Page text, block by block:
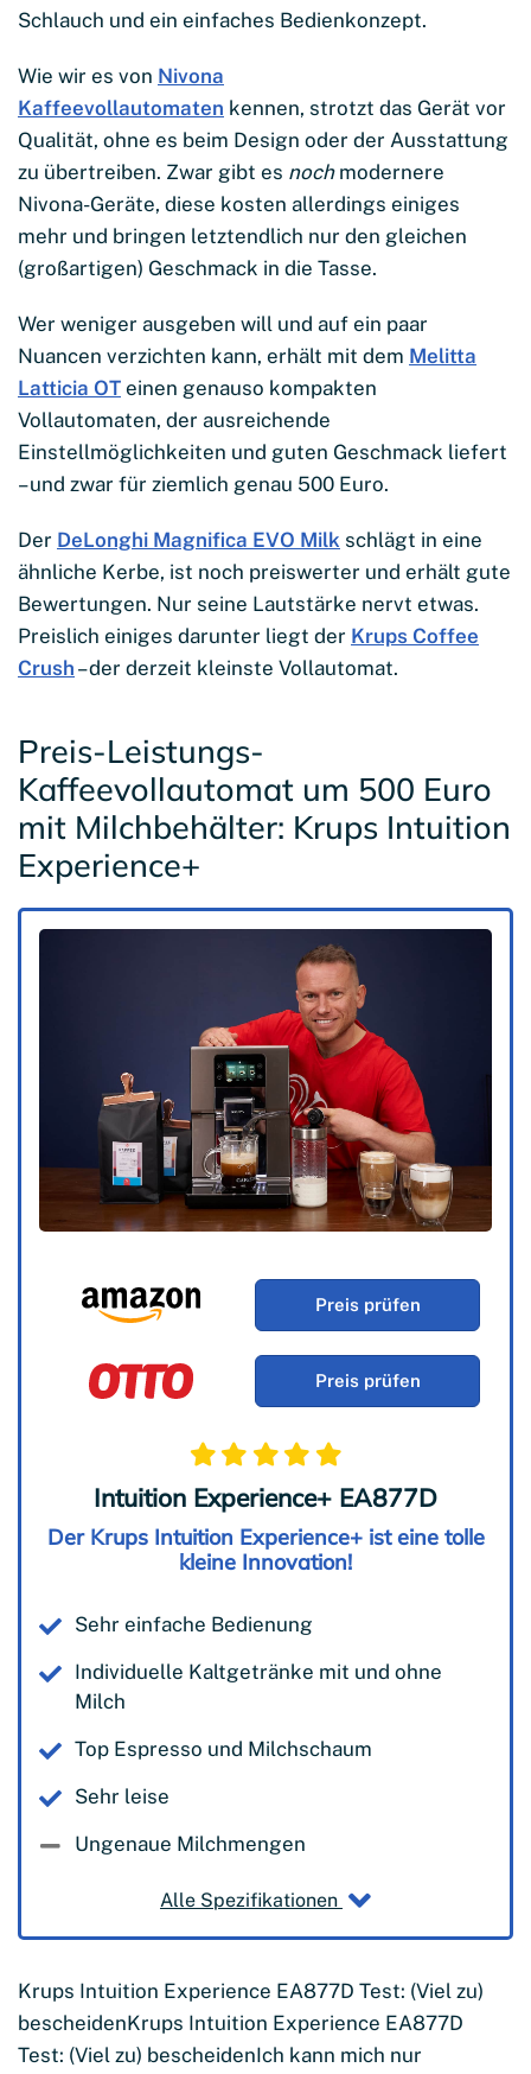
Schlauch und ein einfaches Bedienkonzept.
Wie wir es von Nivona
Kaffeevollautomaten kennen, strotzt das Gerät vor
Qualität, ohne es beim Design oder der Ausstattung
zu übertreiben. Zwar gibt es noch modernere
Nivona-Geräte, diese kosten allerdings einiges
mehr und bringen letztendlich nur den gleichen
(großartigen) Geschmack in die Tasse.
Wer weniger ausgeben will und auf ein paar
Nuancen verzichten kann, erhält mit dem Melitta
Latticia OT einen genauso kompakten
Vollautomaten, der ausreichende
Einstellmöglichkeiten und guten Geschmack liefert
– und zwar für ziemlich genau 500 Euro.
Der DeLonghi Magnifica EVO Milk schlägt in eine
ähnliche Kerbe, ist noch preiswerter und erhält gute
Bewertungen. Nur seine Lautstärke nervt etwas.
Preislich einiges darunter liegt der Krups Coffee
Crush – der derzeit kleinste Vollautomat.
Preis-Leistungs-
Kaffeevollautomat um 500 Euro
mit Milchbehälter: Krups Intuition
Experience+
Intuition Experience+ EA877D
Der Krups Intuition Experience+ ist eine tolle
kleine Innovation!
Sehr einfache Bedienung
Individuelle Kaltgetränke mit und ohne
Milch
Top Espresso und Milchschaum
Sehr leise
Ungenaue Milchmengen
Preis prüfen
Preis prüfen
Alle Spezifikationen
Krups Intuition Experience EA877D Test: (Viel zu)
bescheidenKrups Intuition Experience EA877D
Test: (Viel zu) bescheidenIch kann mich nur